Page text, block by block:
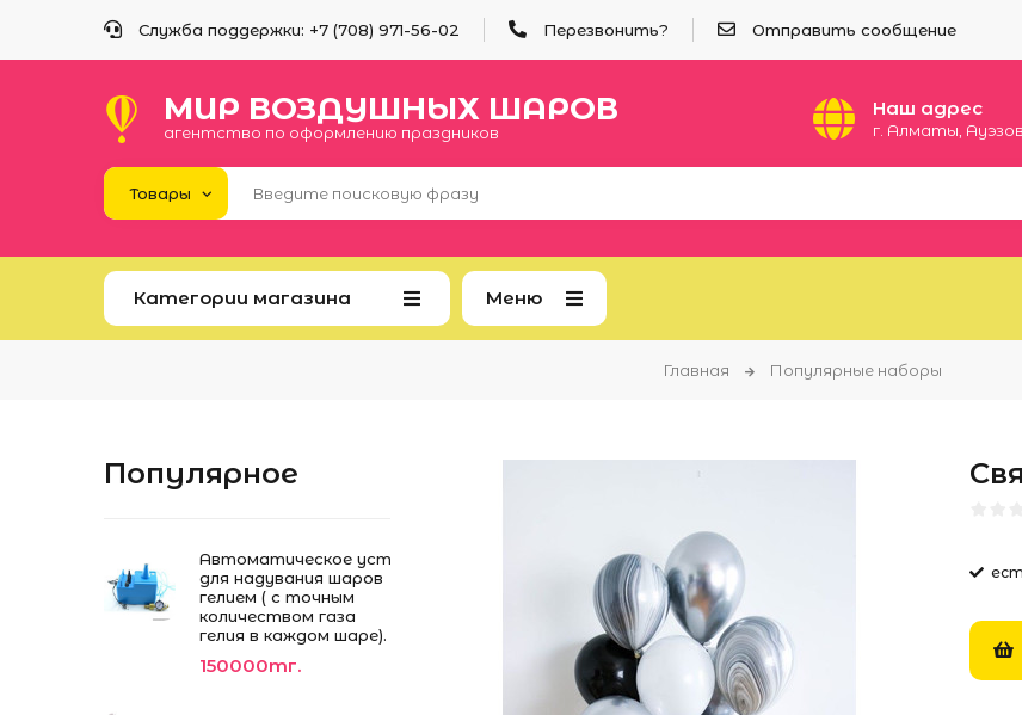
Служба поддержки: +7 (708) 971-56-02 Перезвонить? Отправить сообщение
МИР ВОЗДУШНЫХ ШАРОВ
агентство по оформлению праздников
Наш адрес
​г. Алматы,
Категории магазина Меню
Главная Популярные наборы
Популярное
Автоматическое устройство
для надувания шаров
гелием ( с точным
количеством газа
гелия в каждом шаре).
150000тг.